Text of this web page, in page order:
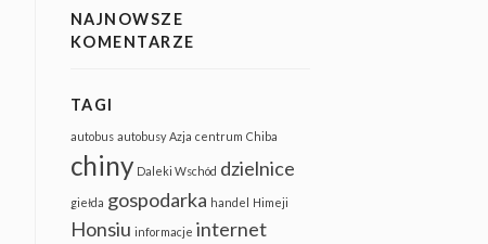
NAJNOWSZE
KOMENTARZE
TAGI
autobus autobusy Azja centrum Chiba
chiny Daleki Wschód dzielnice
giełda gospodarka handel Himeji
Honsiu informacje internet